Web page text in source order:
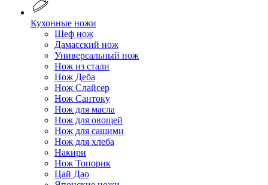
Кухонные ножи
Шеф нож
Дамасский нож
Универсальный нож
Нож из стали
Нож Деба
Нож Слайсер
Нож Сантоку
Нож для масла
Нож для овощей
Нож для сашими
Нож для хлеба
Накири
Нож Топорик
Цай Дао